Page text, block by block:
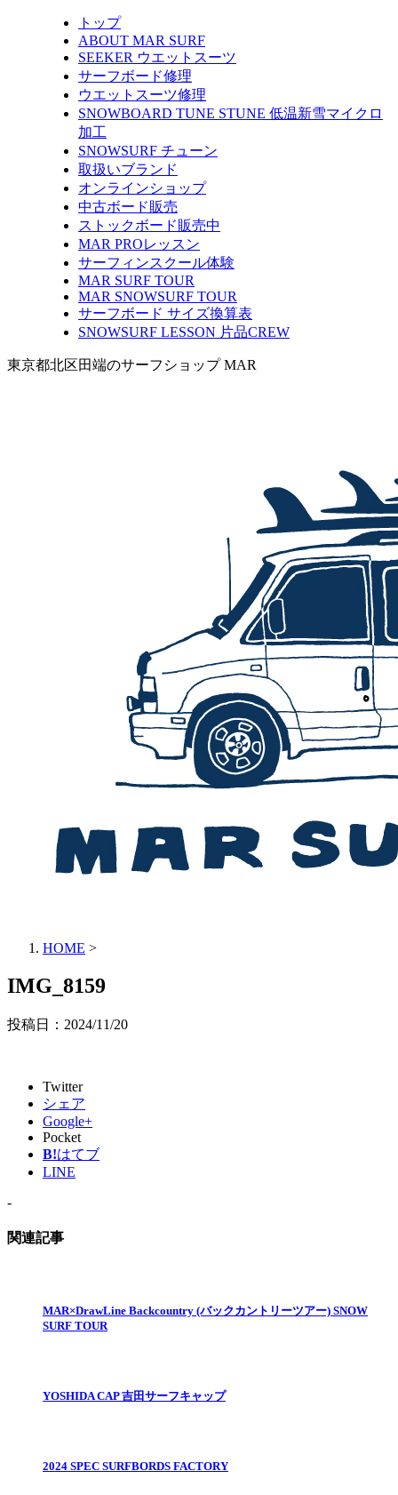
トップ
ABOUT MAR SURF
SEEKER ウエットスーツ
サーフボード修理
ウエットスーツ修理
SNOWBOARD TUNE STUNE 低温新雪マイクロ
加工
SNOWSURF チューン
取扱いブランド
オンラインショップ
中古ボード販売
ストックボード販売中
MAR PROレッスン
サーフィンスクール体験
MAR SURF TOUR
MAR SNOWSURF TOUR
サーフボード サイズ換算表
SNOWSURF LESSON 片品CREW
東京都北区田端のサーフショップ MAR
HOME >
IMG_8159
投稿日： 2024/11/20
Twitter
シェア
Google+
Pocket
B!はてブ
LINE
-
関連記事
MAR×DrawLine Backcountry​ (バックカントリーツアー) SNOW
SURF TOUR
YOSHIDA CAP 吉田サーフキャップ
2024 SPEC SURFBORDS FACTORY